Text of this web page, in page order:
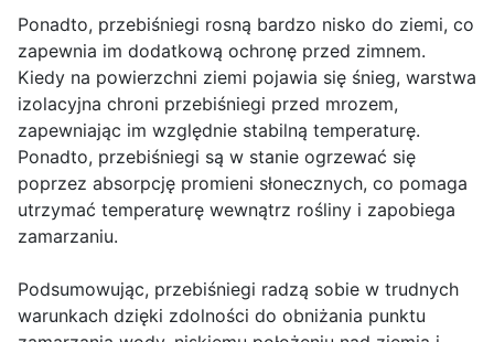
Ponadto, przebiśniegi rosną bardzo nisko do ziemi, co
zapewnia im dodatkową ochronę przed zimnem.
Kiedy na powierzchni ziemi pojawia się śnieg, warstwa
izolacyjna chroni przebiśniegi przed mrozem,
zapewniając im względnie stabilną temperaturę.
Ponadto, przebiśniegi są w stanie ogrzewać się
poprzez absorpcję promieni słonecznych, co pomaga
utrzymać temperaturę wewnątrz rośliny i zapobiega
zamarzaniu.
Podsumowując, przebiśniegi radzą sobie w trudnych
warunkach dzięki zdolności do obniżania punktu